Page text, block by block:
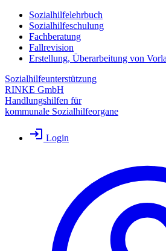
Sozialhilfelehrbuch
Sozialhilfeschulung
Fachberatung
Fallrevision
Erstellung, Überarbeitung von
Sozialhilfeunterstützung
RINKE GmbH
Handlungshilfen für
kommunale Sozialhilfeorgane
Login